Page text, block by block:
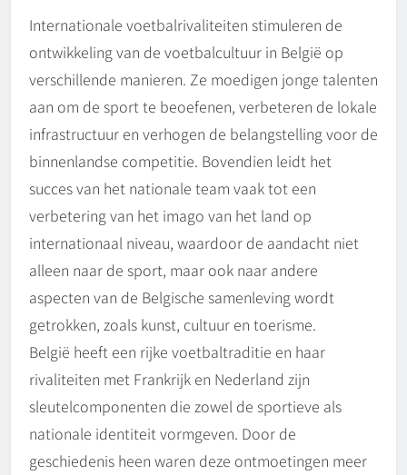
Internationale voetbalrivaliteiten stimuleren de
ontwikkeling van de voetbalcultuur in België op
verschillende manieren. Ze moedigen jonge talenten
aan om de sport te beoefenen, verbeteren de lokale
infrastructuur en verhogen de belangstelling voor de
binnenlandse competitie. Bovendien leidt het
succes van het nationale team vaak tot een
verbetering van het imago van het land op
internationaal niveau, waardoor de aandacht niet
alleen naar de sport, maar ook naar andere
aspecten van de Belgische samenleving wordt
getrokken, zoals kunst, cultuur en toerisme.
België heeft een rijke voetbaltraditie en haar
rivaliteiten met Frankrijk en Nederland zijn
sleutelcomponenten die zowel de sportieve als
nationale identiteit vormgeven. Door de
geschiedenis heen waren deze ontmoetingen meer